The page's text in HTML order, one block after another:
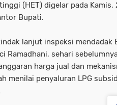
(HET) digelar pada Kamis,
Bupati.
lanjut inspeksi mendadak
Ramadhani, sehari
harga jual dan
menilai penyaluran LPG